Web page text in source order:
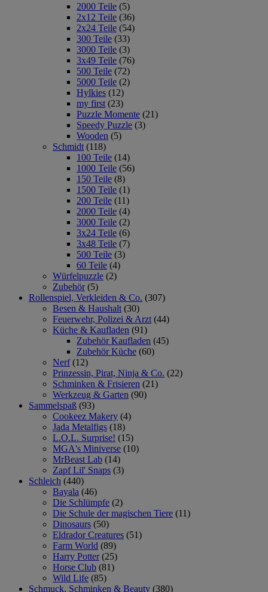
2000 Teile (5)
2x12 Teile (36)
2x24 Teile (54)
300 Teile (33)
3000 Teile (3)
3x49 Teile (76)
500 Teile (72)
5000 Teile (2)
Hylkies (12)
my first (23)
Puzzle Momente (21)
Speedy Puzzle (3)
Wooden (5)
Schmidt (118)
100 Teile (14)
1000 Teile (56)
150 Teile (8)
1500 Teile (1)
200 Teile (11)
2000 Teile (4)
3000 Teile (2)
3x24 Teile (6)
3x48 Teile (7)
500 Teile (3)
60 Teile (4)
Würfelpuzzle (2)
Zubehör (5)
Rollenspiel, Verkleiden & Co. (307)
Besen & Haushalt (30)
Feuerwehr, Polizei & Arzt (44)
Küche & Kaufladen (91)
Zubehör Kaufladen (45)
Zubehör Küche (60)
Nerf (12)
Prinzessin, Pirat, Ninja & Co. (22)
Schminken & Frisieren (21)
Werkzeug & Garten (90)
Sammelspaß (93)
Cookeez Makery (4)
Jada Metalfigs (18)
L.O.L. Surprise! (15)
MGA's Miniverse (10)
MrBeast Lab (14)
Zapf Lil' Snaps (3)
Schleich (440)
Bayala (46)
Die Schlümpfe (2)
Die Schule der magischen Tiere (11)
Dinosaurs (50)
Eldrador Creatures (51)
Farm World (89)
Harry Potter (25)
Horse Club (81)
Wild Life (85)
Schmuck, Schminken & Beauty (380)